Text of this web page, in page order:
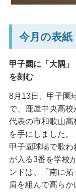
今月の表紙
甲子園に「大隅
を刻む
8月13日、甲子園
で、鹿屋中央高
代表の市和歌山
を手にしました。
甲子園球場で歌
が入る3番を学校
ンドは、「南に
肩を組んで高ら